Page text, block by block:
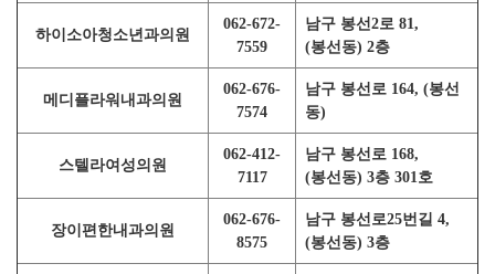
하이소아청소년과의원
062-672-
7559
남구 봉선2로 81,
(봉선동) 2층
메디플라워내과의원
062-676-
7574
남구 봉선로 164, (봉선
동)
스텔라여성의원
062-412-
7117
남구 봉선로 168,
(봉선동) 3층 301호
장이편한내과의원
062-676-
8575
남구 봉선로25번길 4,
(봉선동) 3층